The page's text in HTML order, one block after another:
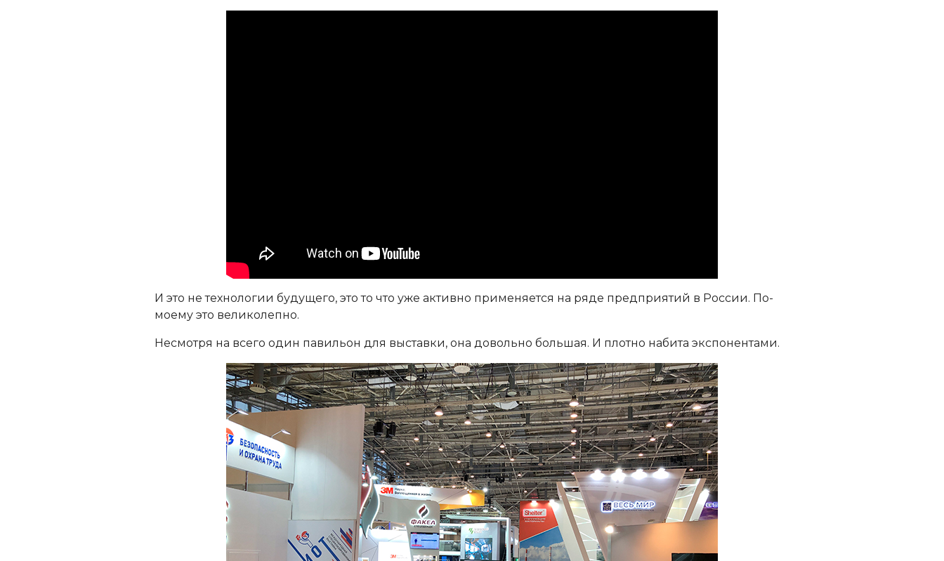
И это не технологии будущего, это то что уже активно применяется на ряде предприятий в России. По-
моему это великолепно.
Несмотря на всего один павильон для выставки, она довольно большая. И плотно набита экспонентами.